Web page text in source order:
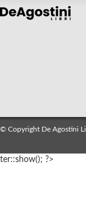
© Copyright De Agostini
ter::show(); ?>